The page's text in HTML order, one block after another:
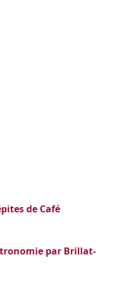
de Café
par Brillat-